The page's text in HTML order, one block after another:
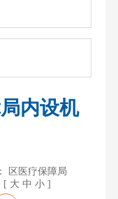
内设机
区医疗保障局
[ 大 中 小 ]